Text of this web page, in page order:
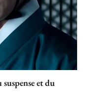
et du